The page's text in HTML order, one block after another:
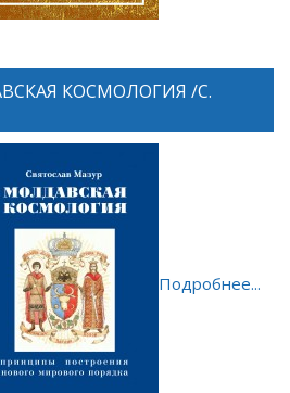
КОСМОЛОГИЯ /С.
Подробнее...